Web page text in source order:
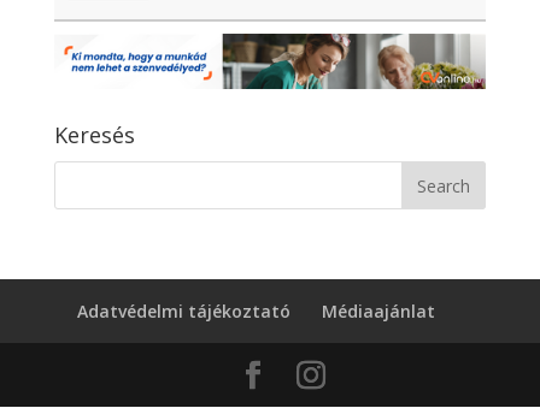
Keresés
Adatvédelmi tájékoztató Médiaajánlat